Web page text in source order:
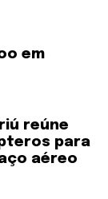
em
reúne
para
aéreo